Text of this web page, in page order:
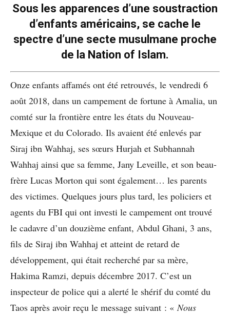
Sous les apparences d’une soustraction
d’enfants américains, se cache le
spectre d’une secte musulmane proche
de la Nation of Islam.
Onze enfants affamés ont été retrouvés, le vendredi 6
août 2018, dans un campement de fortune à Amalia, un
comté sur la frontière entre les états du Nouveau-
Mexique et du Colorado. Ils avaient été enlevés par
Siraj ibn Wahhaj, ses sœurs Hurjah et Subhannah
Wahhaj ainsi que sa femme, Jany Leveille, et son beau-
frère Lucas Morton qui sont également… les parents
des victimes. Quelques jours plus tard, les policiers et
agents du FBI qui ont investi le campement ont trouvé
le cadavre d’un douzième enfant, Abdul Ghani, 3 ans,
fils de Siraj ibn Wahhaj et atteint de retard de
développement, qui était recherché par sa mère,
Hakima Ramzi, depuis décembre 2017. C’est un
inspecteur de police qui a alerté le shérif du comté du
Taos après avoir reçu le message suivant : «Nous